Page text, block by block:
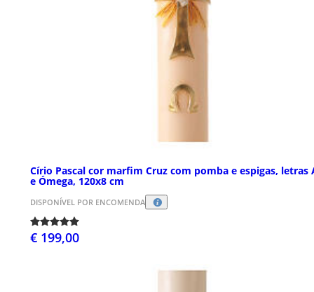
Círio Pascal cor marfim Cruz com pomba e espigas, letras
e Ómega, 120x8 cm
DISPONÍVEL POR ENCOMENDA
€ 199,00